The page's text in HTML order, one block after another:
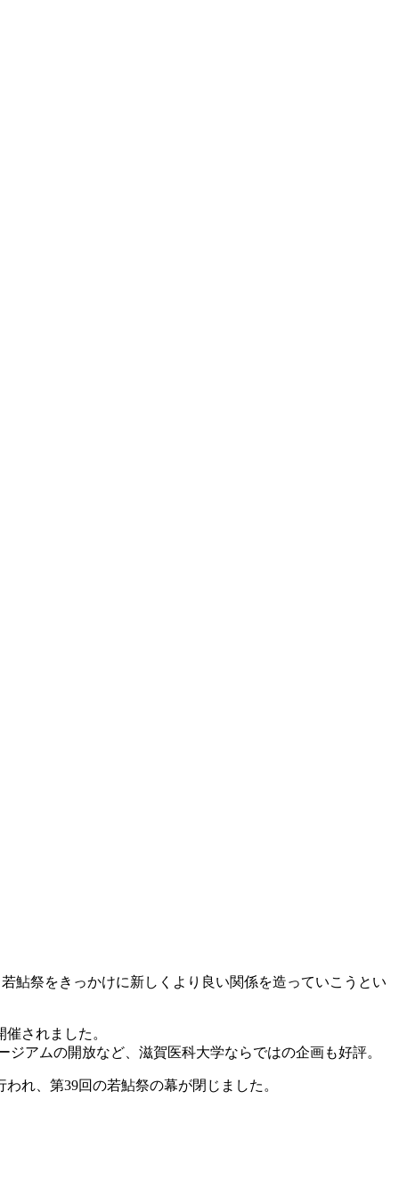
鮎祭をきっかけに新しくより良い関係を造っていこうとい
されました。
アムの開放など、滋賀医科大学ならではの企画も好評。
れ、第39回の若鮎祭の幕が閉じました。